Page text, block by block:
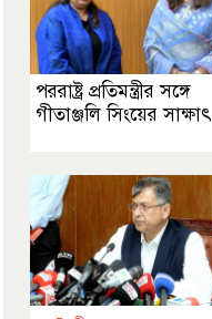
পররাষ্ট্র প্রতিমন্ত্রীর সঙ্গে
গীতাঞ্জলি সিংয়ের সাক্ষাৎ